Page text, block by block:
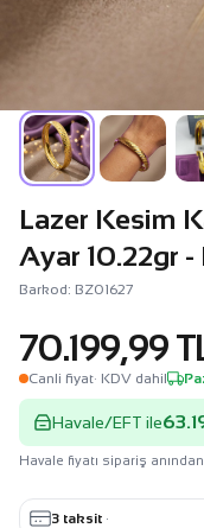
Lazer Kesim
Ayar 10.22gr -
Barkod: BZ01627
70.199,99
Canli fiyat· KDV dahil
Havale/EFT ile
Havale fiyatı sipariş
3 taksit ·